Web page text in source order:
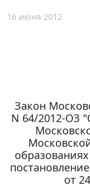
16 июня 2012
Закон
N 64/2012-ОЗ
от